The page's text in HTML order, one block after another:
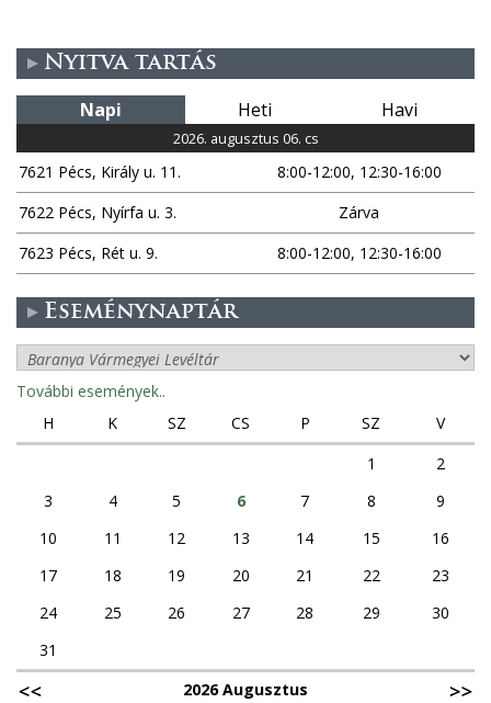
Nyitva tartás
Napi Heti Havi
2026. augusztus 06. cs
7621 Pécs, Király u. 11.
8:00-12:00, 12:30-16:00
7622 Pécs, Nyírfa u. 3.
Zárva
7623 Pécs, Rét u. 9.
8:00-12:00, 12:30-16:00
Eseménynaptár
További események..
H
K SZ CS P SZ
V
1
2
3
4 5 6 7 8
9
10
11 12 13 14 15
16
17
18 19 20 21 22
23
24
25 26 27 28 29
30
31
2026 Augusztus